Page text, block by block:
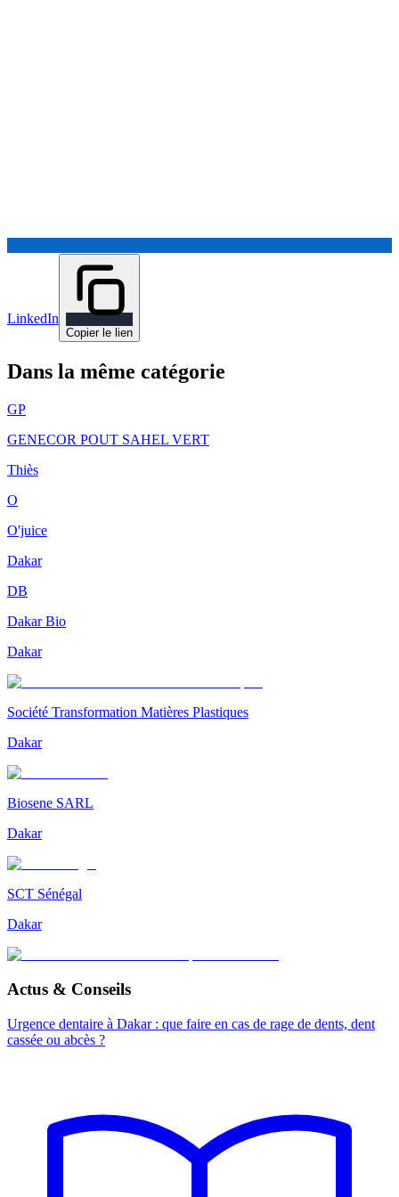
LinkedIn
Copier le lien
Dans la même catégorie
GP
GENECOR POUT SAHEL VERT
Thiès
O
O'juice
Dakar
DB
Dakar Bio
Dakar
Société Transformation Matières Plastiques
Dakar
Biosene SARL
Dakar
SCT Sénégal
Dakar
Actus & Conseils
Urgence dentaire à Dakar : que faire en cas de rage de dents, dent
cassée ou abcès ?